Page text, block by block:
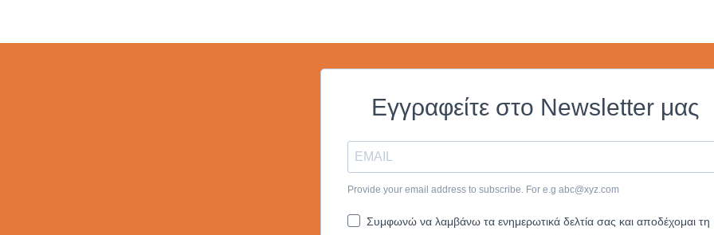
Εγγραφείτε στο Newsletter μας
Provide your email address to subscribe. For e.g abc@xyz.com
Συμφωνώ να λαμβάνω τα ενημερωτικά δελτία σας και αποδέχομαι τη